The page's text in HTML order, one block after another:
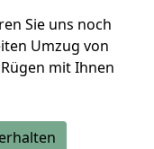
Sie uns noch
Umzug von
mit Ihnen